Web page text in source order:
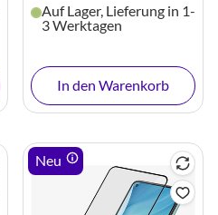
Auf Lager, Lieferung in 1-
3 Werktagen
In den Warenkorb
Neu